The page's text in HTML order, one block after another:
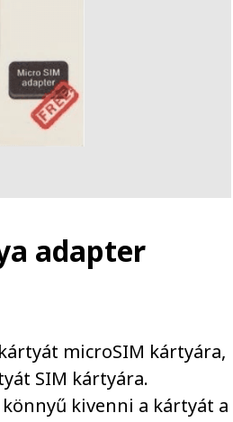
adapter
microSIM kártyára,
SIM kártyára.
kivenni a kártyát a